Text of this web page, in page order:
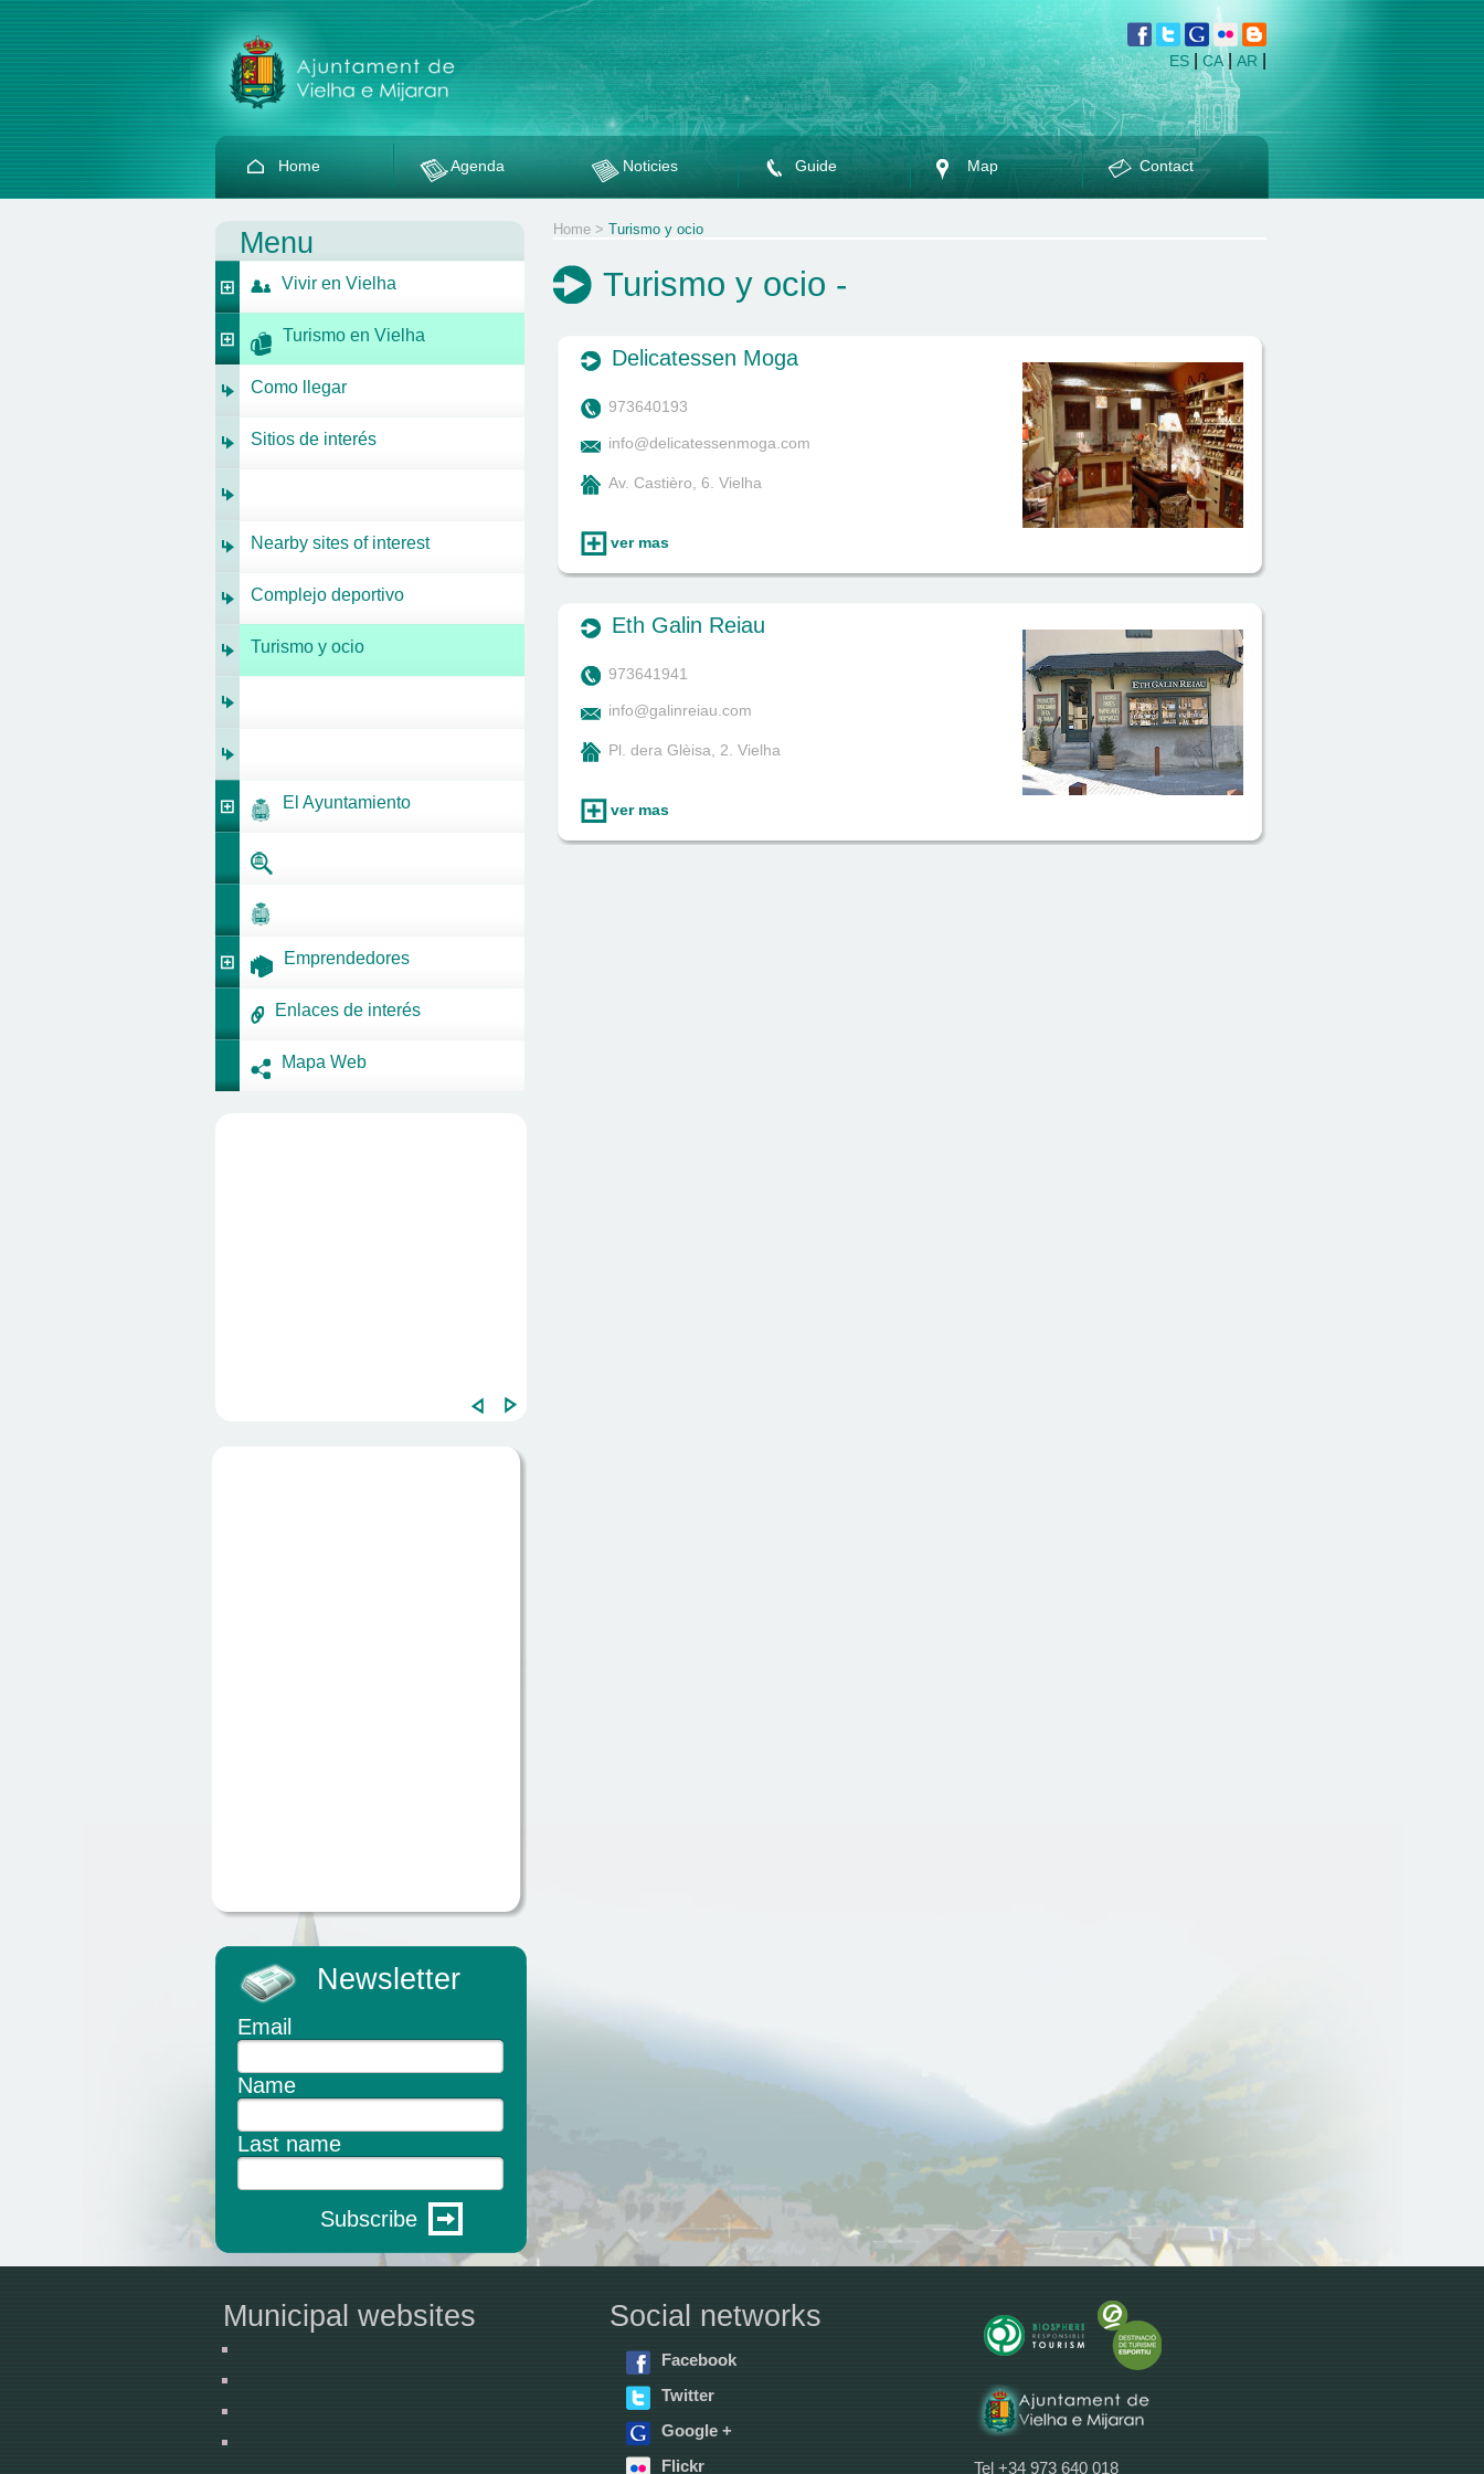
ES CA | AR
Home Agenda Noticies Guide Map Contact
Menu
Vivir en Vielha
Turismo en Vielha
Como llegar
Sitios de interés
Nearby sites of interest
Complejo deportivo
Turismo y ocio
El Ayuntamiento
Emprendedores
Enlaces de interés
Mapa Web
Newsletter
Email
Name
Last name
Subscribe
Home > Turismo y ocio
Turismo y ocio -
Delicatessen Moga
973640193
info@delicatessenmoga.com
Av. Castièro, 6. Vielha
ver mas
Eth Galin Reiau
973641941
info@galinreiau.com
Pl. dera Glèisa, 2. Vielha
ver mas
Municipal websites Social networks
Facebook
Twitter
Google +
Flickr
Tel +34 973 640 018